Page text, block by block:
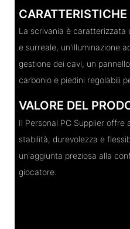
La scrivania è
e surreale, un'illuminazione
gestione dei cavi, un
carbonio e piedini regolabili
VALORE DEL
Il Personal PC Supplier offre
stabilità, durevolezza e
un'aggiunta preziosa alla
giocatore.